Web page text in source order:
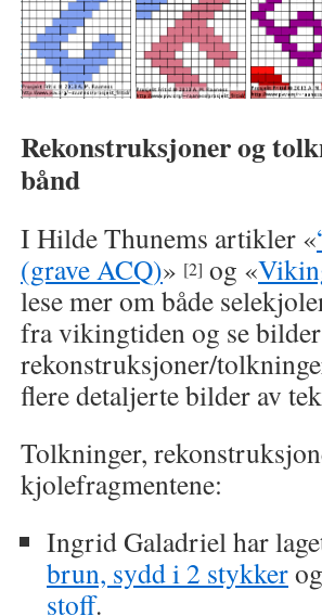
Rekonstruksjoner og
bånd
I Hilde Thunems artikler «
(grave ACQ)» [2] og «
lese mer om både
fra vikingtiden og se
rekonstruksjoner/
flere detaljerte bilder av
Tolkninger,
kjolefragmentene:
Ingrid Galadriel har
brun, sydd i 2 stykker
stoff.